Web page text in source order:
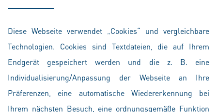
Diese Webseite verwendet „Cookies“ und vergleichbare
Technologien. Cookies sind Textdateien, die auf Ihrem
Endgerät gespeichert werden und die z. B. eine
Individualisierung/Anpassung der Webseite an Ihre
Präferenzen, eine automatische Wiedererkennung bei
Ihrem nächsten Besuch, eine ordnungsgemäße Funktion